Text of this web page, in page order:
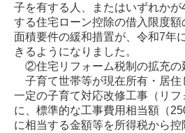
子を有する人、またはいずれか
する住宅ローン控除の借入限度
面積要件の緩和措置が、令和7年
きるようになりました。
②住宅リフォーム税制の拡充の
子育て世帯等が現在所有・居住
一定の子育て対応改修工事（リ
に、標準的な工事費用相当額（
に相当する金額等を所得税から